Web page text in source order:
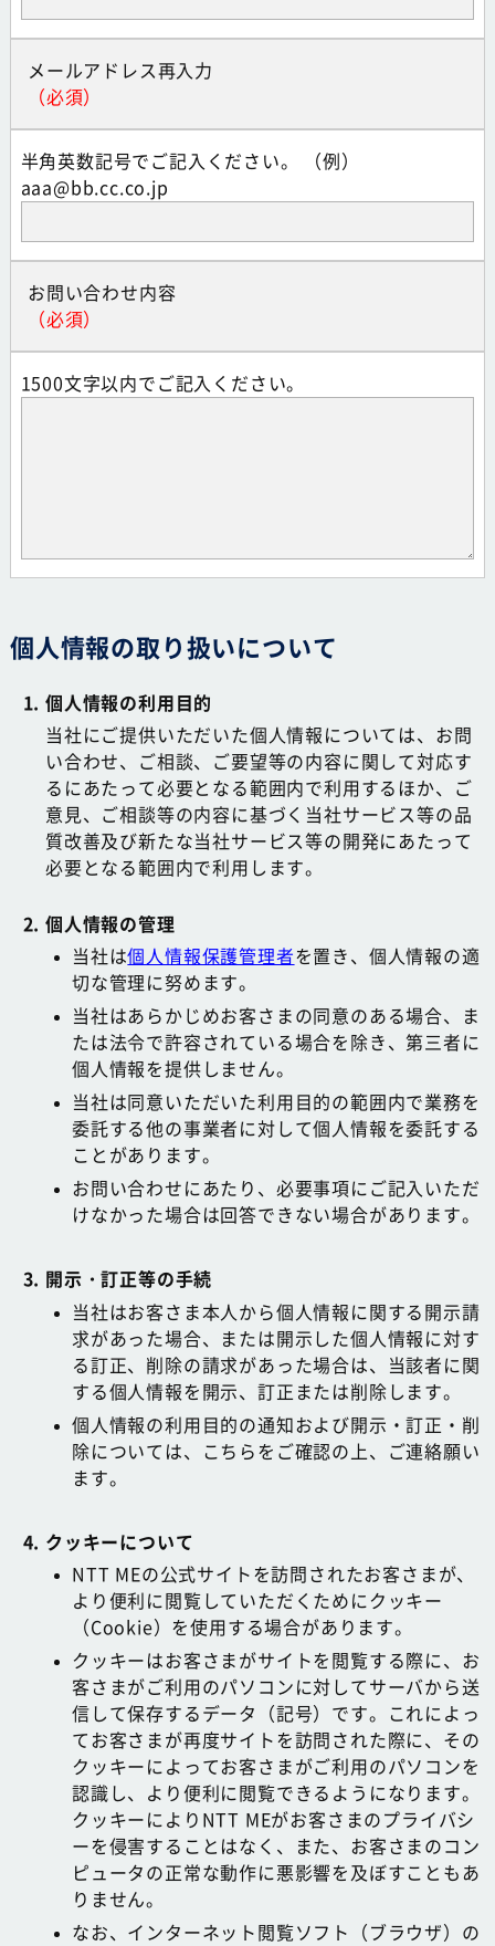
メールアドレス再入力
半角英数記号でご記入ください。 （例）
aaa@bb.cc.co.jp
お問い合わせ内容
1500文字以内でご記入ください。
個人情報の取り扱いについて
個人情報の利用目的
当社にご提供いただいた個人情報については、お問
い合わせ、ご相談、ご要望等の内容に関して対応す
るにあたって必要となる範囲内で利用するほか、ご
意見、ご相談等の内容に基づく当社サービス等の品
質改善及び新たな当社サービス等の開発にあたって
必要となる範囲内で利用します。
個人情報の管理
当社は個人情報保護管理者を置き、個人情報の適
切な管理に努めます。
当社はあらかじめお客さまの同意のある場合、ま
たは法令で許容されている場合を除き、第三者に
個人情報を提供しません。
当社は同意いただいた利用目的の範囲内で業務を
委託する他の事業者に対して個人情報を委託する
ことがあります。
お問い合わせにあたり、必要事項にご記入いただ
けなかった場合は回答できない場合があります。
開示・訂正等の手続
当社はお客さま本人から個人情報に関する開示請
求があった場合、または開示した個人情報に対す
る訂正、削除の請求があった場合は、当該者に関
する個人情報を開示、訂正または削除します。
個人情報の利用目的の通知および開示・訂正・削
除については、こちらをご確認の上、ご連絡願い
ます。
クッキーについて
NTT MEの公式サイトを訪問されたお客さまが、
より便利に閲覧していただくためにクッキー
（Cookie）を使用する場合があります。
クッキーはお客さまがサイトを閲覧する際に、お
客さまがご利用のパソコンに対してサーバから送
信して保存するデータ（記号）です。これによっ
てお客さまが再度サイトを訪問された際に、その
クッキーによってお客さまがご利用のパソコンを
認識し、より便利に閲覧できるようになります。
クッキーによりNTT MEがお客さまのプライバシ
ーを侵害することはなく、また、お客さまのコン
ピュータの正常な動作に悪影響を及ぼすこともあ
りません。
なお、インターネット閲覧ソフト（ブラウザ）の